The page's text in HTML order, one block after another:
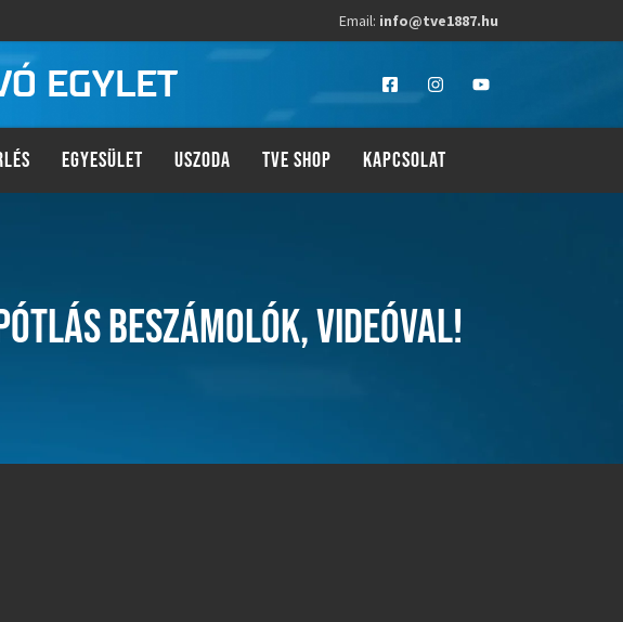
Email: info@tve1887.hu
EGYLET
EGYESÜLET USZODA TVE SHOP KAPCSOLAT
BESZÁMOLÓK, VIDEÓVAL!